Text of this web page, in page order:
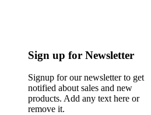
Sign up for Newsletter
Signup for our newsletter to get
notified about sales and new
products. Add any text here or
remove it.